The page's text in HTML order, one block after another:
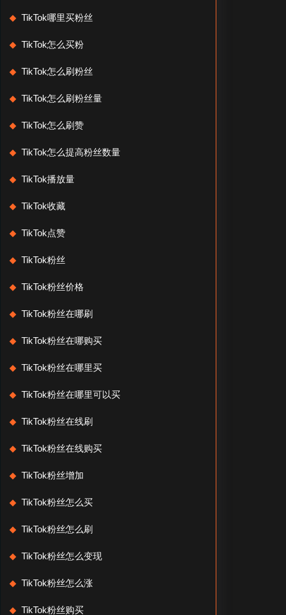
TikTok哪里买粉丝
TikTok怎么买粉
TikTok怎么刷粉丝
TikTok怎么刷粉丝量
TikTok怎么刷赞
TikTok怎么提高粉丝数量
TikTok播放量
TikTok收藏
TikTok点赞
TikTok粉丝
TikTok粉丝价格
TikTok粉丝在哪刷
TikTok粉丝在哪购买
TikTok粉丝在哪里买
TikTok粉丝在哪里可以买
TikTok粉丝在线刷
TikTok粉丝在线购买
TikTok粉丝增加
TikTok粉丝怎么买
TikTok粉丝怎么刷
TikTok粉丝怎么变现
TikTok粉丝怎么涨
TikTok粉丝购买